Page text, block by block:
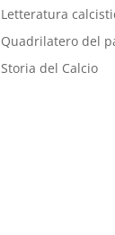
Letteratura
Quadrilatero del
Storia del Calcio